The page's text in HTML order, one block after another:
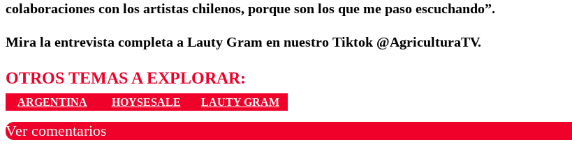
colaboraciones con los artistas chilenos, porque son los que me paso escuchando”.
Mira la entrevista completa a Lauty Gram en nuestro Tiktok @AgriculturaTV.
OTROS TEMAS A EXPLORAR:
ARGENTINA HOYSESALE LAUTY GRAM
Ver comentarios